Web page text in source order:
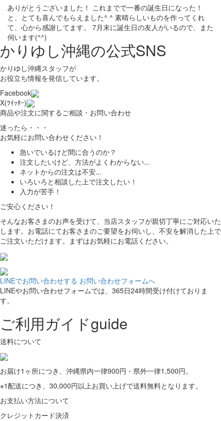
ありがとうございました！ これまでで一番の誕生日になった！
と、とても喜んでもらえました^ ^ 素晴らしいものを作ってくれ
て、心から感謝してます。 7月末に誕生日の友人がいるので、また
伺います(^^)
かりゆし沖縄の公式SNS
かりゆし沖縄スタッフが
お役立ち情報を発信しています。
Facebook
X(ﾂｲｯﾀｰ)
商品や注文に関するご相談・お問い合わせ
迷ったら・・・
お気軽にお問い合わせください！
急いでいるけど間に合うのか？
注文したいけど、方法がよくわからない...
ネットからの注文は不安...
いろいろと相談した上で注文したい！
入力が苦手！
ご安心ください！
そんなお客さまのお声を受けて、当店スタッフが親切丁寧にご対応いた
します。お電話にてお客さまのご要望をお伺いし、不安を解消した上で
ご注文いただけます。まずはお気軽にお電話ください。
LINEでお問い合わせする お問い合わせフォームへ
LINEやお問い合わせフォームでは、365日24時間受け付けておりま
す。
ご利用ガイドguide
送料について
お届け1ヶ所につき、沖縄県内一律900円・県外一律1,500円。
※1配送につき、30,000円以上お買い上げで送料無料となります。
お支払い方法について
クレジットカード決済